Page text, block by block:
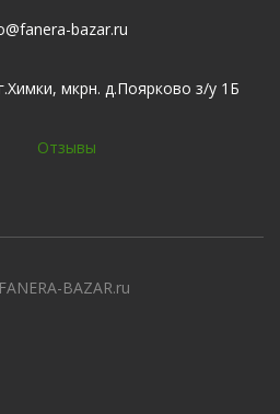
bazar.ru
мкрн. д.Поярково з/у 1Б
Отзывы
BAZAR.ru